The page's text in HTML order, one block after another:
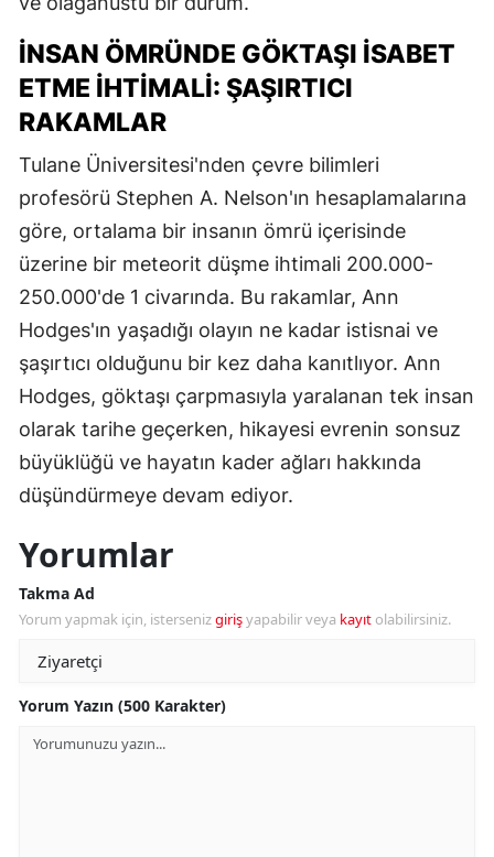
İNSAN ÖMRÜNDE GÖKTAŞI İSABET
ETME İHTIMALI: ŞAŞIRTICI
RAKAMLAR
Tulane Üniversitesi'nden çevre bilimleri
profesörü Stephen A. Nelson'ın hesaplamalarına
göre, ortalama bir insanın ömrü içerisinde
üzerine bir meteorit düşme ihtimali 200.000-
250.000'de 1 civarında. Bu rakamlar, Ann
Hodges'ın yaşadığı olayın ne kadar istisnai ve
şaşırtıcı olduğunu bir kez daha kanıtlıyor. Ann
Hodges, göktaşı çarpmasıyla yaralanan tek insan
olarak tarihe geçerken, hikayesi evrenin sonsuz
büyüklüğü ve hayatın kader ağları hakkında
düşündürmeye devam ediyor.
Yorumlar
Takma Ad
Yorum yapmak için, istersenizgirişyapabilir veya kayıt olabilirsiniz.
Yorum Yazın (500 Karakter)